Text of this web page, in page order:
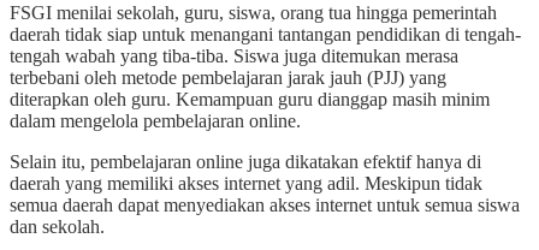
FSGI menilai sekolah, guru, siswa, orang tua hingga pemerintah
daerah tidak siap untuk menangani tantangan pendidikan di tengah-
tengah wabah yang tiba-tiba. Siswa juga ditemukan merasa
terbebani oleh metode pembelajaran jarak jauh (PJJ) yang
diterapkan oleh guru. Kemampuan guru dianggap masih minim
dalam mengelola pembelajaran online.
Selain itu, pembelajaran online juga dikatakan efektif hanya di
daerah yang memiliki akses internet yang adil. Meskipun tidak
semua daerah dapat menyediakan akses internet untuk semua siswa
dan sekolah.